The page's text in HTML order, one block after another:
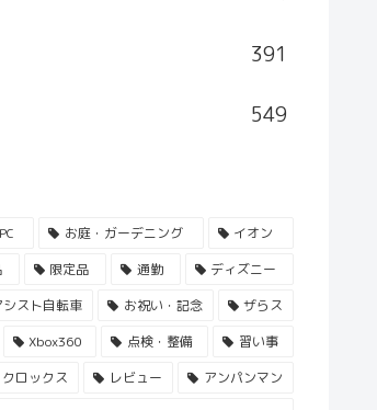
391
549
PC お庭・ガーデニング
イオン
限定品 通勤
ディズニー
シスト自転車 お祝い・記念
ザらス
Xbox360 点検・整備
習い事
クロックス レビュー
アンパンマン